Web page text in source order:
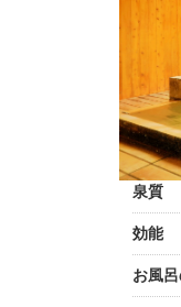
泉質
効能
お風